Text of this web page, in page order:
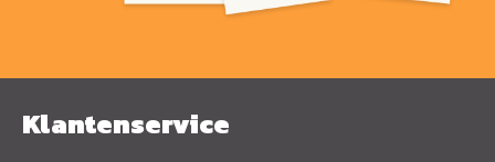
Klantenservice